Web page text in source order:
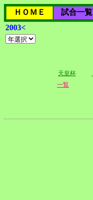
ＨＯＭＥ 試合一覧
2003<
天皇杯
一覧